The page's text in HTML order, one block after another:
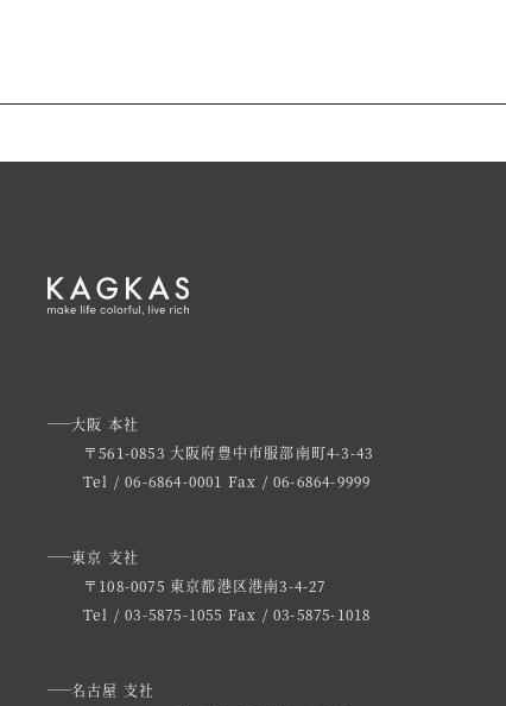
大阪 本社
〒561-0853 大阪府豊中市服部南町4-3-43
Tel / 06-6864-0001 Fax / 06-6864-9999
東京 支社
〒108-0075 東京都港区港南3-4-27
Tel / 03-5875-1055 Fax / 03-5875-1018
名古屋 支社